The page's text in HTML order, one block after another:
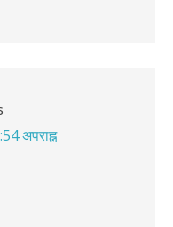
अपराह्न